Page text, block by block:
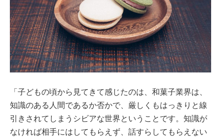
「子どもの頃から見てきて感じたのは、和菓子業界は、
知識のある人間であるか否かで、厳しくもはっきりと線
引きされてしまうシビアな世界ということです。知識が
なければ相手にはしてもらえず、話すらしてもらえない